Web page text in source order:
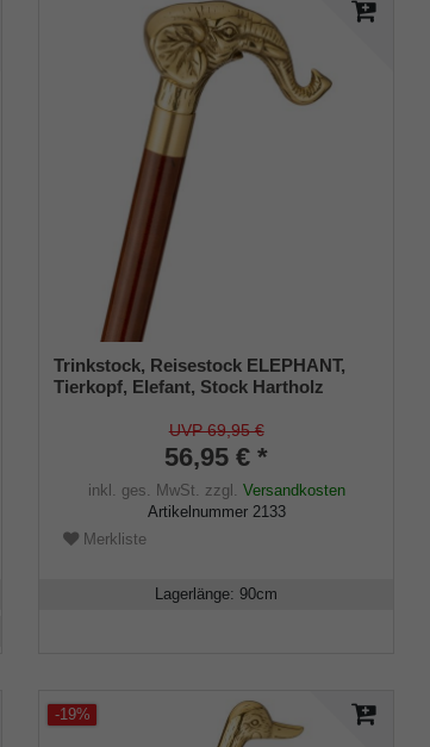
Trinkstock, Reisestock ELEPHANT,
Tierkopf, Elefant, Stock Hartholz
Geheimfach, Damen, Herren,
UVP 69,95 €
56,95 € *
inkl. ges. MwSt. zzgl. Versandkosten
Artikelnummer 2133
Merkliste
Lagerlänge:90cm
-19%